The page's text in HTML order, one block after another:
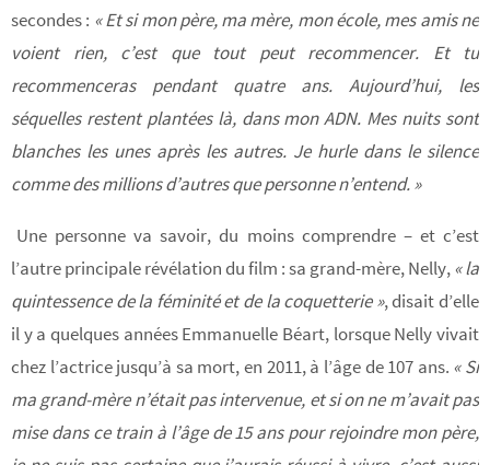
secondes : « Et si mon père, ma mère, mon école, mes amis ne
voient rien, c’est que tout peut recommencer. Et tu
recommenceras pendant quatre ans. Aujourd’hui, les
séquelles restent plantées là, dans mon ADN. Mes nuits sont
blanches les unes après les autres. Je hurle dans le silence
comme des millions d’autres que personne n’entend. »
Une personne va savoir, du moins comprendre – et c’est
l’autre principale révélation du film : sa grand-mère, Nelly,« la
quintessence de la féminité et de la coquetterie », disait d’elle
il y a quelques années Emmanuelle Béart, lorsque Nelly vivait
chez l’actrice jusqu’à sa mort, en 2011, à l’âge de 107 ans. « Si
ma grand-mère n’était pas intervenue, et si on ne m’avait pas
mise dans ce train à l’âge de 15 ans pour rejoindre mon père,